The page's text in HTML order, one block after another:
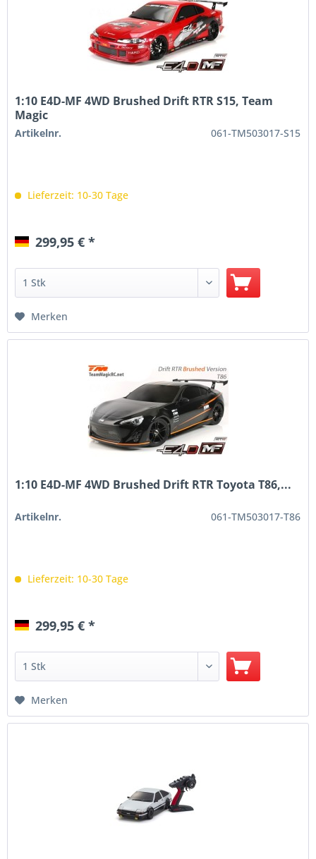
1:10 E4D-MF 4WD Brushed Drift RTR S15, Team
Magic
Artikelnr. 061-TM503017-S15
Lieferzeit: 10-30 Tage
299,95 € *
Merken
1:10 E4D-MF 4WD Brushed Drift RTR Toyota T86,...
Artikelnr. 061-TM503017-T86
Lieferzeit: 10-30 Tage
299,95 € *
Merken